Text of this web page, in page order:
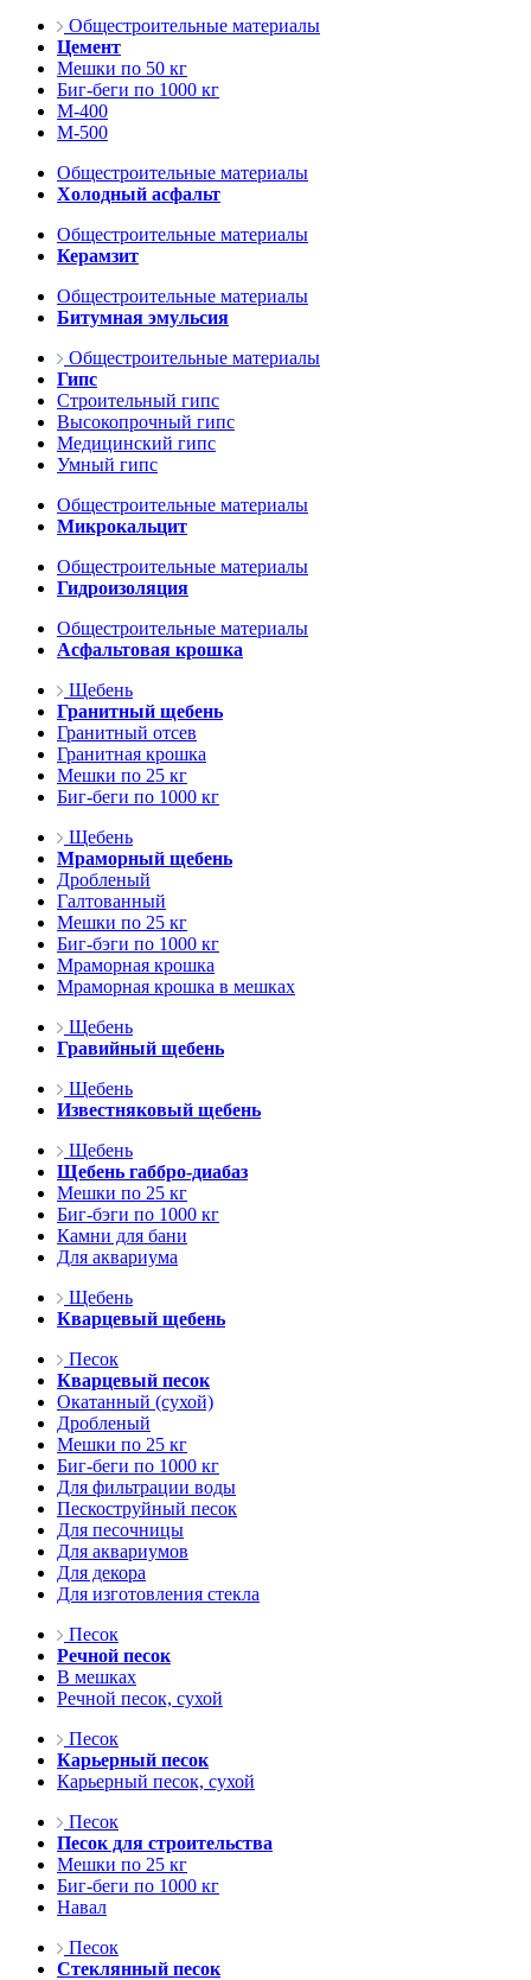
Общестроительные материалы
Цемент
Мешки по 50 кг
Биг-беги по 1000 кг
М-400
М-500
Общестроительные материалы
Холодный асфальт
Общестроительные материалы
Керамзит
Общестроительные материалы
Битумная эмульсия
Общестроительные материалы
Гипс
Строительный гипс
Высокопрочный гипс
Медицинский гипс
Умный гипс
Общестроительные материалы
Микрокальцит
Общестроительные материалы
Гидроизоляция
Общестроительные материалы
Асфальтовая крошка
Щебень
Гранитный щебень
Гранитный отсев
Гранитная крошка
Мешки по 25 кг
Биг-беги по 1000 кг
Щебень
Мраморный щебень
Дробленый
Галтованный
Мешки по 25 кг
Биг-бэги по 1000 кг
Мраморная крошка
Мраморная крошка в мешках
Щебень
Гравийный щебень
Щебень
Известняковый щебень
Щебень
Щебень габбро-диабаз
Мешки по 25 кг
Биг-бэги по 1000 кг
Камни для бани
Для аквариума
Щебень
Кварцевый щебень
Песок
Кварцевый песок
Окатанный (сухой)
Дробленый
Мешки по 25 кг
Биг-беги по 1000 кг
Для фильтрации воды
Пескоструйный песок
Для песочницы
Для аквариумов
Для декора
Для изготовления стекла
Песок
Речной песок
В мешках
Речной песок, сухой
Песок
Карьерный песок
Карьерный песок, сухой
Песок
Песок для строительства
Мешки по 25 кг
Биг-беги по 1000 кг
Навал
Песок
Стеклянный песок